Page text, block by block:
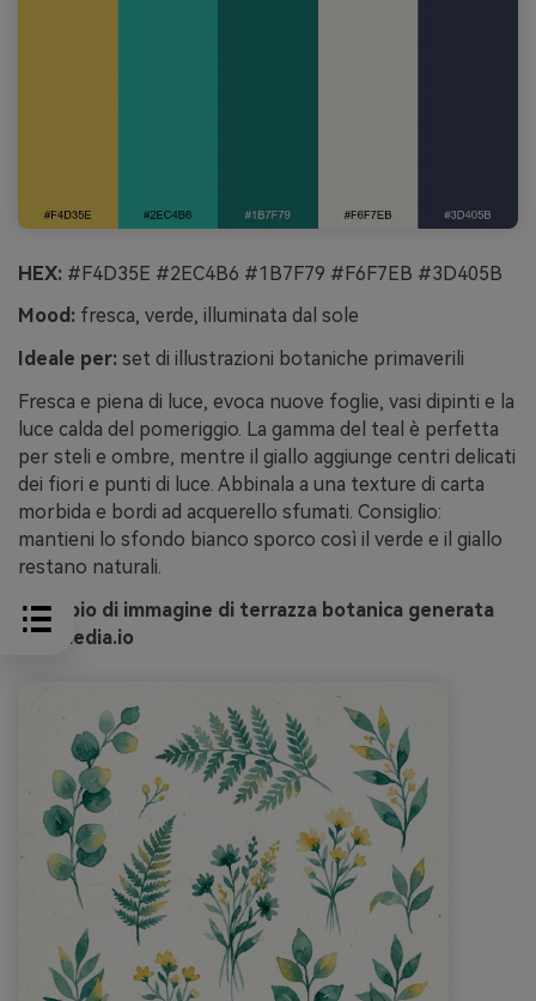
HEX: #F4D35E #2EC4B6 #1B7F79 #F6F7EB #3D405B
Mood: fresca, verde, illuminata dal sole
Ideale per: set di illustrazioni botaniche primaverili
Fresca e piena di luce, evoca nuove foglie, vasi dipinti e la
luce calda del pomeriggio. La gamma del teal è perfetta
per steli e ombre, mentre il giallo aggiunge centri delicati
dei fiori e punti di luce. Abbinala a una texture di carta
morbida e bordi ad acquerello sfumati. Consiglio:
mantieni lo sfondo bianco sporco così il verde e il giallo
restano naturali.
Esempio di immagine di terrazza botanica generata
con media.io